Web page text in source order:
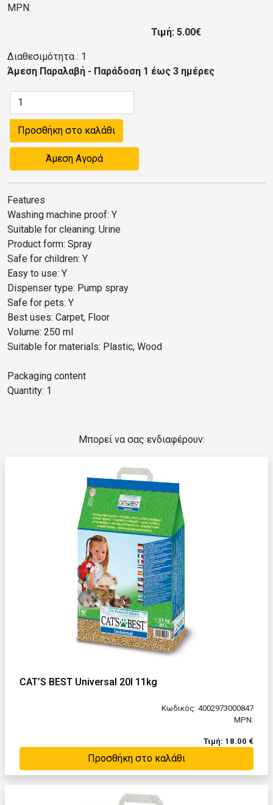
MPN:
Τιμή: 5.00€
Διαθεσιμότητα : 1
Άμεση Παραλαβή - Παράδοση 1 έως 3 ημέρες
Προσθήκη στο καλάθι
Άμεση Αγορά
Features
Washing machine proof: Y
Suitable for cleaning: Urine
Product form: Spray
Safe for children: Y
Easy to use: Y
Dispenser type: Pump spray
Safe for pets: Y
Best uses: Carpet, Floor
Volume: 250 ml
Suitable for materials: Plastic, Wood
Packaging content
Quantity: 1
Μπορεί να σας ενδιαφέρουν:
CAT’S BEST Universal 20l 11kg
Κωδικός: 4002973000847
MPN:
Τιμή: 18.00 €
Προσθήκη στο καλάθι